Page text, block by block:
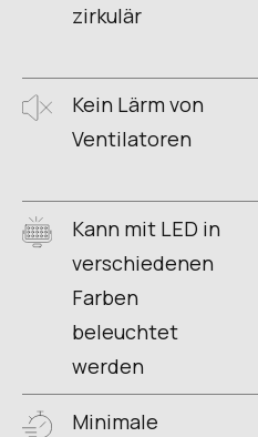
zirkulär
Kein Lärm von
Ventilatoren
Kann mit LED in
verschiedenen
Farben
beleuchtet
werden
Minimale